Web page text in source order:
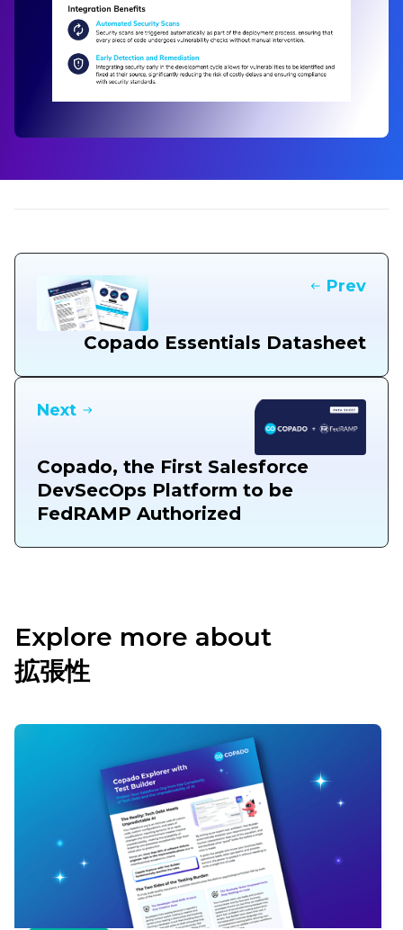
Prev
Copado Essentials Datasheet
Next
Copado, the First Salesforce
DevSecOps Platform to be
FedRAMP Authorized
Explore more about
拡張性